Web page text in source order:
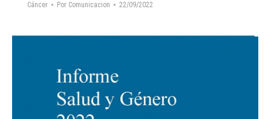
Cáncer Por Comunicacion 22/09/2022